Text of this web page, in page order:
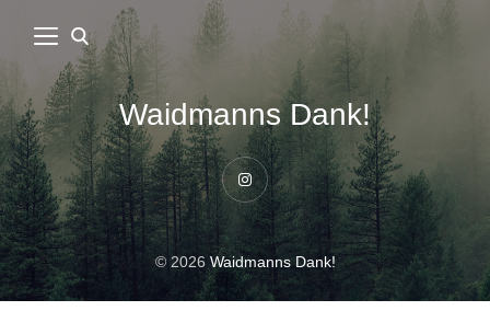
Waidmanns Dank!
Instagram
© 2026Waidmanns Dank!